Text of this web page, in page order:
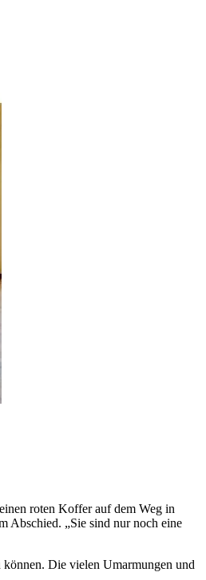
roten Koffer auf dem Weg in
Abschied. „Sie sind nur noch eine
können. Die vielen Umarmungen und